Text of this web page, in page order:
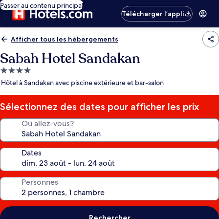
Passer au contenu principal
Télécharger l’appli
Afficher tous les hébergements
Sabah Hotel Sandakan
Hébergement
4.0 étoiles
Hôtel à Sandakan avec piscine extérieure et bar-salon
Sélectionnez des dates pour afficher les prix
Où allez-vous?
Dates
Personnes